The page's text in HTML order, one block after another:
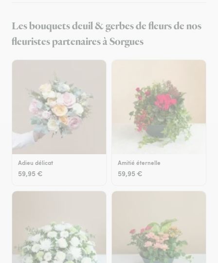
Les bouquets deuil & gerbes de fleurs de nos
fleuristes partenaires à Sorgues
Adieu délicat
59,95 €
Amitié éternelle
59,95 €